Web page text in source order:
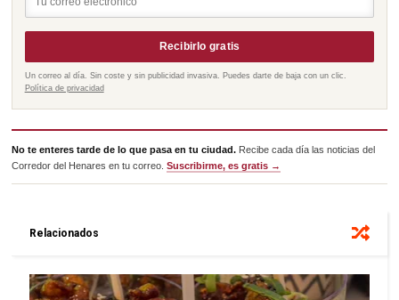
Recibirlo gratis
Un correo al día. Sin coste y sin publicidad invasiva. Puedes darte de baja con un clic.
Política de privacidad
No te enteres tarde de lo que pasa en tu ciudad. Recibe cada día las noticias del
Corredor del Henares en tu correo.Suscribirme, es gratis →
Relacionados